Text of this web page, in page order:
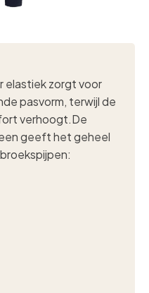
elastiek zorgt voor
pasvorm, terwijl de
verhoogt.De
geeft het geheel